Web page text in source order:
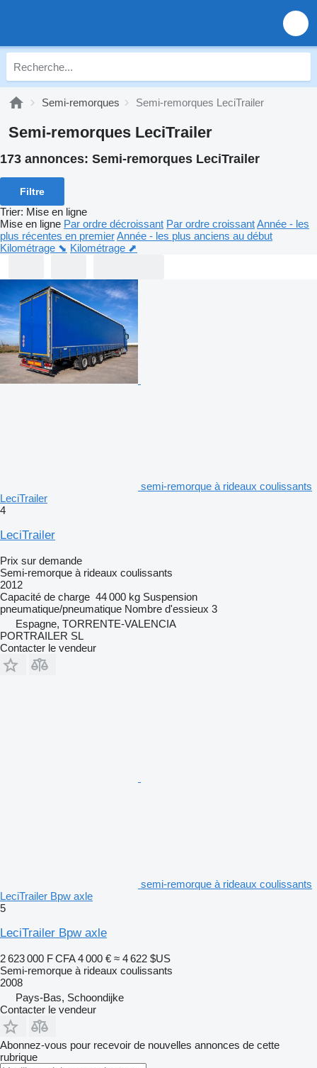
Semi-remorques Semi-remorques LeciTrailer
Semi-remorques LeciTrailer
173 annonces: Semi-remorques LeciTrailer
Filtre
Trier: Mise en ligne
Mise en ligne Par ordre décroissant Par ordre croissantAnnée - les
plus récentes en premierAnnée - les plus anciens au début
Kilométrage ⬊ Kilométrage ⬈
semi-remorque à rideaux coulissants
LeciTrailer
4
LeciTrailer
Prix sur demande
Semi-remorque à rideaux coulissants
2012
Capacité de charge 44 000 kg Suspension
pneumatique/pneumatique Nombre d'essieux 3
Espagne, TORRENTE-VALENCIA
PORTRAILER SL
Contacter le vendeur
semi-remorque à rideaux coulissants
LeciTrailer Bpw axle
5
LeciTrailer Bpw axle
2 623 000 F CFA 4 000 € ≈ 4 622 $US
Semi-remorque à rideaux coulissants
2008
Pays-Bas, Schoondijke
Contacter le vendeur
Abonnez-vous pour recevoir de nouvelles annonces de cette
rubrique